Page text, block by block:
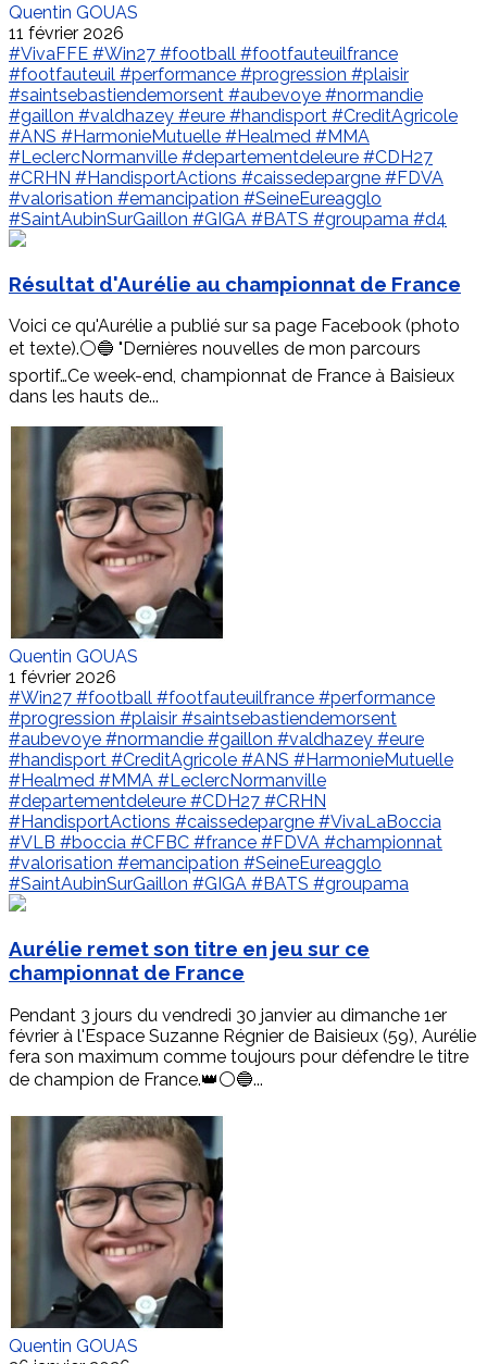
Quentin GOUAS
11 février 2026
#VivaFFE #Win27 #football #footfauteuilfrance
#footfauteuil #performance #progression #plaisir
#saintsebastiendemorsent #aubevoye #normandie
#gaillon #valdhazey #eure #handisport #CreditAgricole
#ANS #HarmonieMutuelle #Healmed #MMA
#LeclercNormanville #departementdeleure #CDH27
#CRHN #HandisportActions #caissedepargne #FDVA
#valorisation #emancipation #SeineEureagglo
#SaintAubinSurGaillon #GIGA #BATS #groupama #d4
Résultat d'Aurélie au championnat de France
Voici ce qu'Aurélie a publié sur sa page Facebook (photo
et texte).⚪🔵 "Dernières nouvelles de mon parcours
sportif…Ce week-end, championnat de France à Baisieux
dans les hauts de...
Quentin GOUAS
1 février 2026
#Win27 #football #footfauteuilfrance #performance
#progression #plaisir #saintsebastiendemorsent
#aubevoye #normandie #gaillon #valdhazey #eure
#handisport #CreditAgricole #ANS #HarmonieMutuelle
#Healmed #MMA #LeclercNormanville
#departementdeleure #CDH27 #CRHN
#HandisportActions #caissedepargne #VivaLaBoccia
#VLB #boccia #CFBC #france #FDVA #championnat
#valorisation #emancipation #SeineEureagglo
#SaintAubinSurGaillon #GIGA #BATS #groupama
Aurélie remet son titre en jeu sur ce
championnat de France
Pendant 3 jours du vendredi 30 janvier au dimanche 1er
février à l'Espace Suzanne Régnier de Baisieux (59), Aurélie
fera son maximum comme toujours pour défendre le titre
de champion de France.👑⚪🔵...
Quentin GOUAS